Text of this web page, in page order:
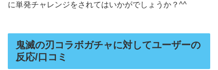
に単発チャレンジをされてはいかがでしょうか？^^
鬼滅の刃コラボガチャに対してユーザーの
反応/口コミ